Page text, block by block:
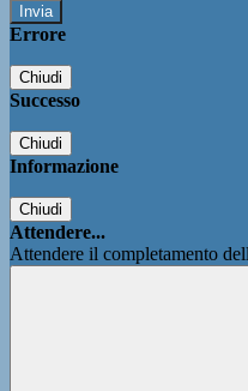
Errore
Chiudi
Successo
Chiudi
Informazione
Chiudi
Attendere...
Attendere il completamento